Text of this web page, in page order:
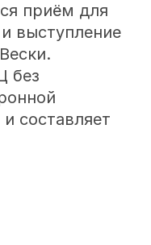
приём для
выступление
без
составляет